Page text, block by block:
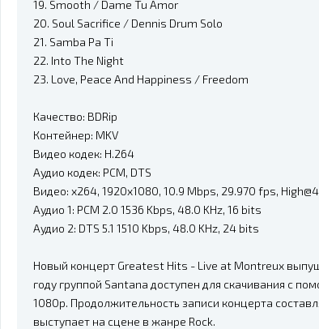
19. Smooth / Dame Tu Amor
20. Soul Sacrifice / Dennis Drum Solo
21. Samba Pa Ti
22. Into The Night
23. Love, Peace And Happiness / Freedom
Качество: BDRip
Контейнер: MKV
Видео кодек: H.264
Аудио кодек: PCM, DTS
Видео: x264, 1920x1080, 10.9 Mbps, 29.970 fps,
Аудио 1: PCM 2.0 1536 Kbps, 48.0 KHz, 16 bits
Аудио 2: DTS 5.1 1510 Kbps, 48.0 KHz, 24 bits
Новый концерт Greatest Hits - Live at Montreux
году группой Santana доступен для скачивания с
1080p. Продолжительность записи концерта
выступает на сцене в жанре Rock.